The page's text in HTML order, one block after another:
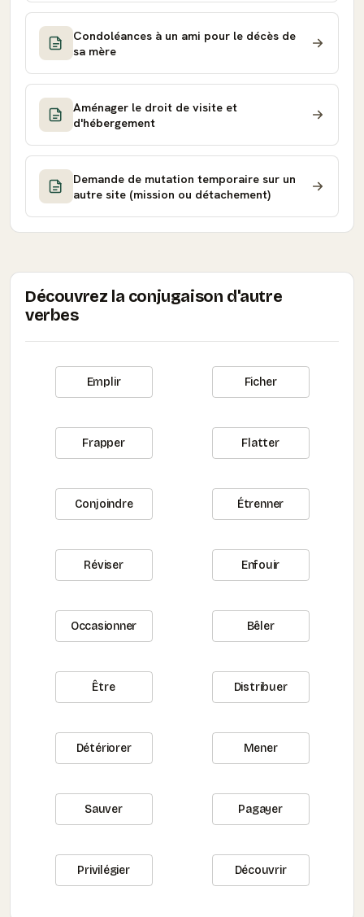
Condoléances à un ami pour le décès de
sa mère
Aménager le droit de visite et
d'hébergement
Demande de mutation temporaire sur un
autre site (mission ou détachement)
Découvrez la conjugaison d'autre
verbes
Emplir Ficher
Frapper Flatter
Conjoindre Étrenner
Réviser Enfouir
Occasionner Bêler
Être Distribuer
Détériorer Mener
Sauver Pagayer
Privilégier Découvrir